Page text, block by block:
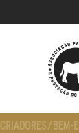
CRIADORES/ BEM-